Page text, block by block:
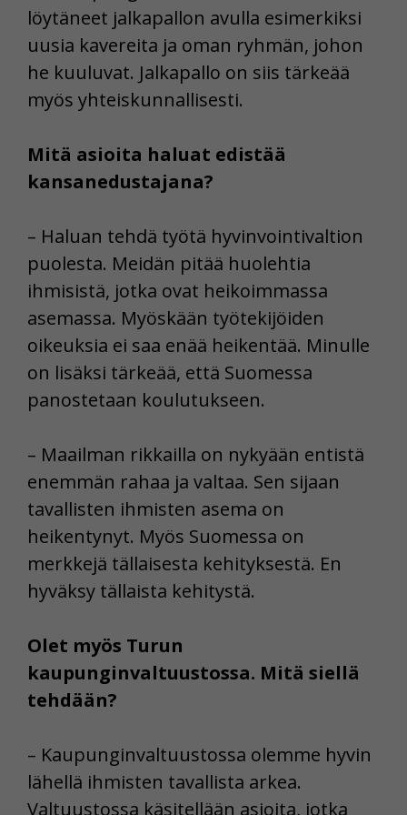
löytäneet jalkapallon avulla esimerkiksi
uusia kavereita ja oman ryhmän, johon
he kuuluvat. Jalkapallo on siis tärkeää
myös yhteiskunnallisesti.
Mitä asioita haluat edistää
kansanedustajana?
– Haluan tehdä työtä hyvinvointivaltion
puolesta. Meidän pitää huolehtia
ihmisistä, jotka ovat heikoimmassa
asemassa. Myöskään työtekijöiden
oikeuksia ei saa enää heikentää. Minulle
on lisäksi tärkeää, että Suomessa
panostetaan koulutukseen.
– Maailman rikkailla on nykyään entistä
enemmän rahaa ja valtaa. Sen sijaan
tavallisten ihmisten asema on
heikentynyt. Myös Suomessa on
merkkejä tällaisesta kehityksestä. En
hyväksy tällaista kehitystä.
Olet myös Turun
kaupunginvaltuustossa. Mitä siellä
tehdään?
– Kaupunginvaltuustossa olemme hyvin
lähellä ihmisten tavallista arkea.
Valtuustossa käsitellään asioita, jotka